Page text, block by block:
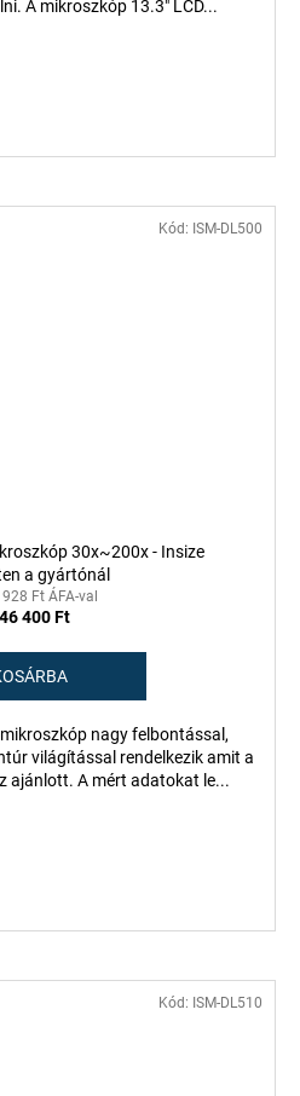
A mikroszkóp 13.3" LCD...
30x~200x - Insize
a gyártónál
Ft ÁFA-val
400 Ft
nagy felbontással,
világítással rendelkezik amit a
ajánlott. A mért adatokat le...
Kód: ISM-DL500
Kód: ISM-DL510